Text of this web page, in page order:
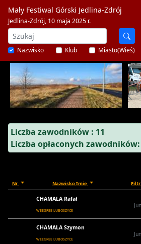
Mały Festiwal Górski Jedlina-Zdrój
Jedlina-Zdrój, 10 maja 2025 r.
Nazwisko Klub Miasto(Wieś)
Liczba zawodników : 11
Liczba opłaconych zawodników:
Nr Nazwisko Imię Filtr
CHAMALA Rafał
WEEGREE LUBOSZYCE
CHAMALA Szymon
WEEGREE LUBOSZYCE